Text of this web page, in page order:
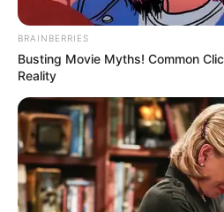
BRAINBERRIES
Busting Movie Myths! Common
Reality